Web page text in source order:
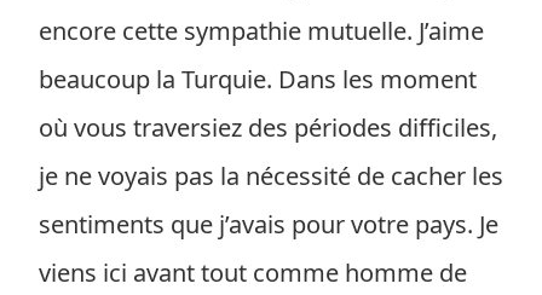
encore cette sympathie mutuelle. J’aime
beaucoup la Turquie. Dans les moment
où vous traversiez des périodes difficiles,
je ne voyais pas la nécessité de cacher les
sentiments que j’avais pour votre pays. Je
viens ici avant tout comme homme de